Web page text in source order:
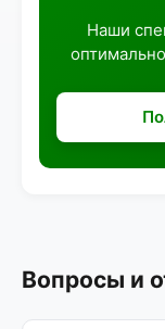
Наши
Вопросы и